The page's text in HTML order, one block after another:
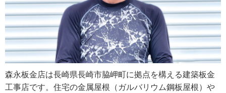
森永板金店は長崎県長崎市脇岬町に拠点を構える建築板金
工事店です。住宅の金属屋根（ガルバリウム鋼板屋根）や